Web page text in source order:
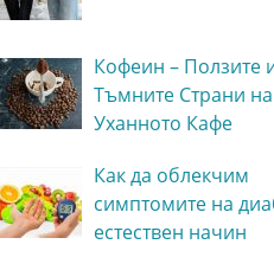
Кофеин – Ползите
Тъмните Страни на
Уханното Кафе
Как да облекчим
симптомите на
естествен начин